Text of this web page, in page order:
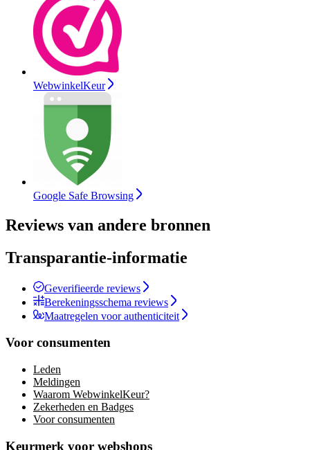
WebwinkelKeur
Google Safe Browsing
Reviews van andere bronnen
Transparantie-informatie
Geverifieerde reviews
Berekeningsschema reviews
Maatregelen voor authenticiteit
Voor consumenten
Leden
Meldingen
Waarom WebwinkelKeur?
Zekerheden en Badges
Voor consumenten
Keurmerk voor webshops